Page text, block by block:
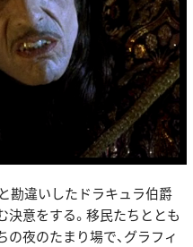
勘違いしたドラキュラ伯爵
決意をする。移民たちととも
夜のたまり場で、グラフィ